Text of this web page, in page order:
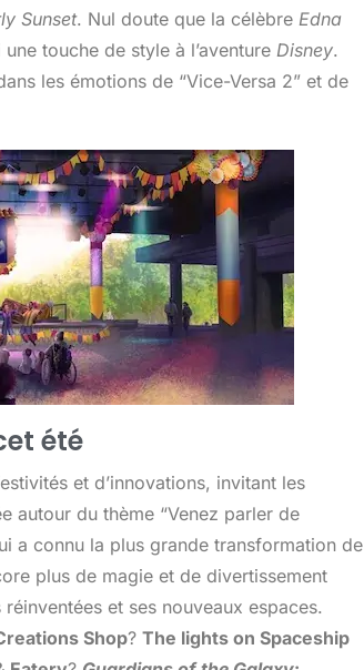
Sunset. Nul doute que la célèbre Edna
touche de style à l’aventure Disney.
les émotions de “Vice-Versa 2” et de
été
et d’innovations, invitant les
autour du thème “Venez parler de
a connu la plus grande transformation de
plus de magie et de divertissement
et ses nouveaux espaces.
Shop? The lights on Spaceship